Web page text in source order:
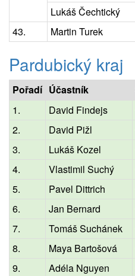
Lukáš Čechtický
43.
Martin Turek
Pardubický kraj
Pořadí Účastník
1.
David Findejs
2.
David Pižl
3.
Lukáš Kozel
4.
Vlastimil Suchý
5.
Pavel Dittrich
6.
Jan Bernard
7.
Tomáš Suchánek
8.
Maya Bartošová
9.
Adéla Nguyen